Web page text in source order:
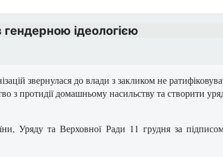
ідеологією
звернулася до влади з закликом не
з протидії домашньому насильству та створити
Уряду та Верховної Ради 11 грудня за